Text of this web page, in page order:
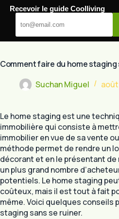
Passer
contenu
Cool Living
Comment faire du home staging
Suchan Miguel
août
Le home staging est une
immobilière qui consiste à
immobilier en vue de sa vente
méthode permet de rendre un
décorant et en le présentant de
un plus grand nombre
potentiels. Le home staging
coûteux, mais il est tout à fait
même. Voici quelques conseils
staging sans se ruiner.
Recevoir le guide Coolliving